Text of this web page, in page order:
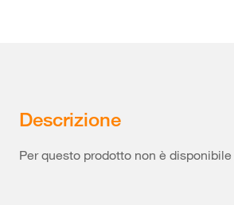
Descrizione
Per questo prodotto non è